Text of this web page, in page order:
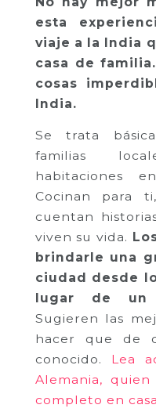
esta
viaje a la India
casa de
cosas
India.
Se trata
familias
habitaciones
Cocinan para
cuentan
viven su vida.
brindarle una
ciudad desde
lugar de un
Sugieren las
hacer que de
conocido. Lea
Alemania,
completo en